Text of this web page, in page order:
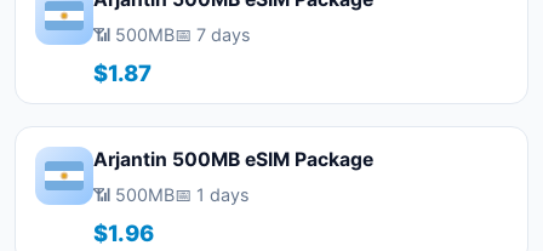
📶 500MB📅 7 days
$1.87
Arjantin 500MB eSIM Package
📶 500MB📅 1 days
$1.96